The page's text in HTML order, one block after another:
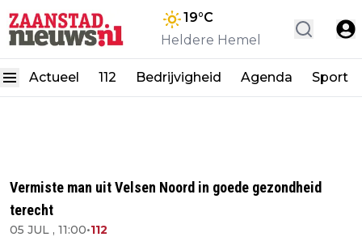
19°C
Heldere Hemel
Actueel 112 Bedrijvigheid Agenda Sport
Vermiste man uit Velsen Noord in goede gezondheid
terecht
05 JUL , 11:00•112